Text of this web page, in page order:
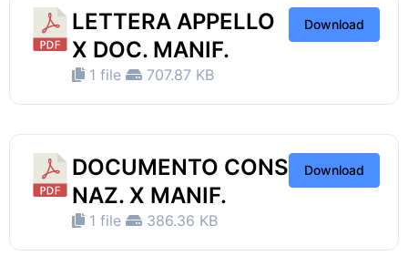
LETTERA APPELLO
X DOC. MANIF.
1 file 707.87 KB
Download
DOCUMENTO CONS
NAZ. X MANIF.
1 file 386.36 KB
Download